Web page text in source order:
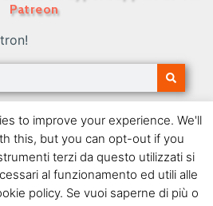
Patreon
– Numero 82 –
SU FACEBOOK
to improve your experience. We'll
this, but you can opt-out if you
terzi da questo utilizzati si
al funzionamento ed utili alle
policy. Se vuoi saperne di più o